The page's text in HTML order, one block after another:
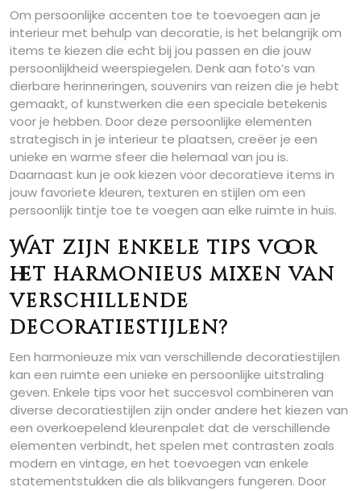
Om persoonlijke accenten toe te toevoegen aan je
interieur met behulp van decoratie, is het belangrijk om
items te kiezen die echt bij jou passen en die jouw
persoonlijkheid weerspiegelen. Denk aan foto’s van
dierbare herinneringen, souvenirs van reizen die je hebt
gemaakt, of kunstwerken die een speciale betekenis
voor je hebben. Door deze persoonlijke elementen
strategisch in je interieur te plaatsen, creëer je een
unieke en warme sfeer die helemaal van jou is.
Daarnaast kun je ook kiezen voor decoratieve items in
jouw favoriete kleuren, texturen en stijlen om een
persoonlijk tintje toe te voegen aan elke ruimte in huis.
Wat zijn enkele tips voor
het harmonieus mixen van
verschillende
decoratiestijlen?
Een harmonieuze mix van verschillende decoratiestijlen
kan een ruimte een unieke en persoonlijke uitstraling
geven. Enkele tips voor het succesvol combineren van
diverse decoratiestijlen zijn onder andere het kiezen van
een overkoepelend kleurenpalet dat de verschillende
elementen verbindt, het spelen met contrasten zoals
modern en vintage, en het toevoegen van enkele
statementstukken die als blikvangers fungeren. Door